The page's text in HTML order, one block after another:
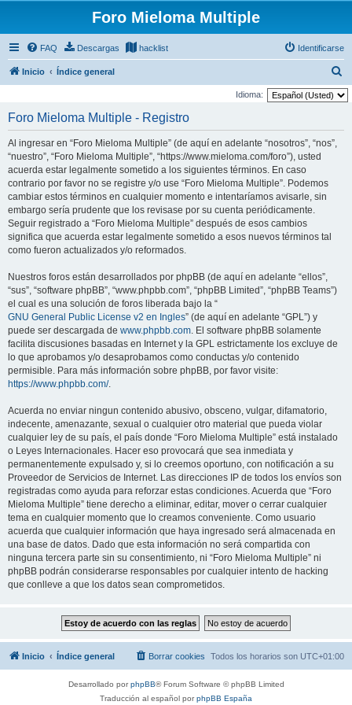
Foro Mieloma Multiple
FAQ Descargas hacklist Identificarse
Inicio Índice general
u
Idioma:
Foro Mieloma Multiple - Registro
Al ingresar en “Foro Mieloma Multiple” (de aquí en adelante “nosotros”, “nos”,
“nuestro”, “Foro Mieloma Multiple”, “https://www.mieloma.com/foro”), usted
acuerda estar legalmente sometido a los siguientes términos. En caso
contrario por favor no se registre y/o use “Foro Mieloma Multiple”. Podemos
cambiar estos términos en cualquier momento e intentaríamos avisarle, sin
embargo sería prudente que los revisase por su cuenta periódicamente.
Seguir registrado a “Foro Mieloma Multiple” después de esos cambios
significa que acuerda estar legalmente sometido a esos nuevos términos tal
como fueron actualizados y/o reformados.
Nuestros foros están desarrollados por phpBB (de aquí en adelante “ellos”,
“sus”, “software phpBB”, “www.phpbb.com”, “phpBB Limited”, “phpBB Teams”)
el cual es una solución de foros liberada bajo la “
GNU General Public License v2 en Ingles” (de aquí en adelante “GPL”) y
puede ser descargada de www.phpbb.com. El software phpBB solamente
facilita discusiones basadas en Internet y la GPL estrictamente los excluye de
lo que aprobamos y/o desaprobamos como conductas y/o contenido
permisible. Para más información sobre phpBB, por favor visite:
https://www.phpbb.com/.
Acuerda no enviar ningun contenido abusivo, obsceno, vulgar, difamatorio,
indecente, amenazante, sexual o cualquier otro material que pueda violar
cualquier ley de su país, el país donde “Foro Mieloma Multiple” está instalado
o Leyes Internacionales. Hacer eso provocará que sea inmediata y
permanentemente expulsado y, si lo creemos oportuno, con notificación a su
Proveedor de Servicios de Internet. Las direcciones IP de todos los envíos son
registradas como ayuda para reforzar estas condiciones. Acuerda que “Foro
Mieloma Multiple” tiene derecho a eliminar, editar, mover o cerrar cualquier
tema en cualquier momento que lo creamos conveniente. Como usuario
acuerda que cualquier información que haya ingresado será almacenada en
una base de datos. Dado que esta información no será compartida con
ninguna tercera parte sin su consentimiento, ni “Foro Mieloma Multiple” ni
phpBB podrán considerarse responsables por cualquier intento de hacking
que conlleve a que los datos sean comprometidos.
Inicio Índice general Todos los horarios son UTC+01:00
Borrar cookies
Desarrollado porphpBB® Forum Software © phpBB Limited
Traducción al español porphpBB España